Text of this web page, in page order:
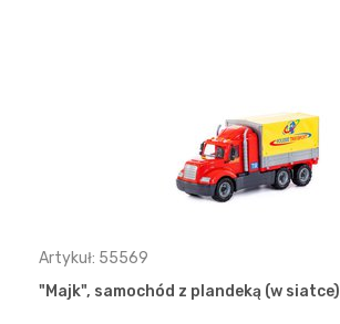
Artykuł: 55569
"Majk", samochód z plandeką (w siatce)